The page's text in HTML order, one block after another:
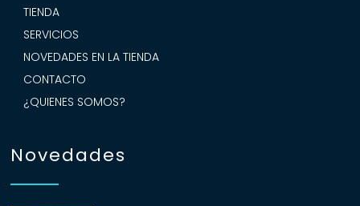
TIENDA
SERVICIOS
NOVEDADES EN LA TIENDA
CONTACTO
¿QUIENES SOMOS?
Novedades